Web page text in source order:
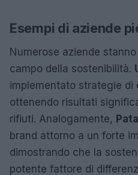
Esempi di aziende
Numerose aziende
campo della sostenibilità.
implementato strategie di
ottenendo risultati
rifiuti. Analogamente,
brand attorno a un forte
dimostrando che la
potente fattore di